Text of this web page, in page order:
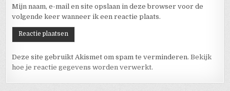
Mijn naam, e-mail en site opslaan in deze browser voor de
volgende keer wanneer ik een reactie plaats.
Deze site gebruikt Akismet om spam te verminderen.Bekijk
hoe je reactie gegevens worden verwerkt.